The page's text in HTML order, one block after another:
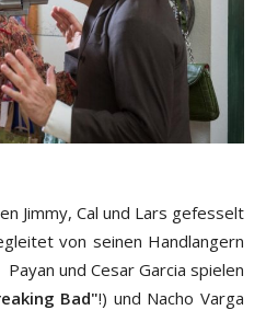
Jimmy, Cal und Lars gefesselt
von seinen Handlangern
und Cesar Garcia spielen
Bad"!) und Nacho Varga